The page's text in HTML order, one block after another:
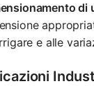
di
e alle